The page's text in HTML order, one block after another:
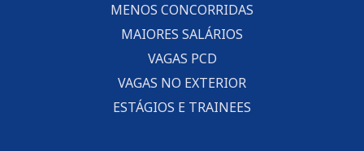
MENOS CONCORRIDAS
MAIORES SALÁRIOS
VAGAS PCD
VAGAS NO EXTERIOR
ESTÁGIOS E TRAINEES